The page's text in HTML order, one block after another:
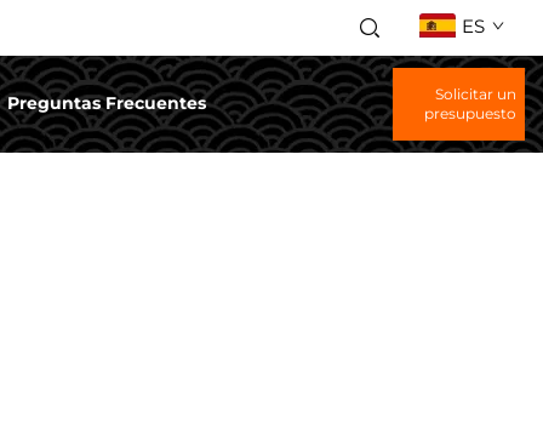
ES
Preguntas Frecuentes
Solicitar un
presupuesto